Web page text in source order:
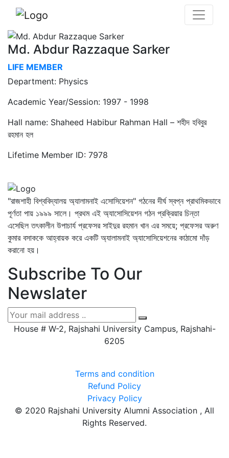
Md. Abdur Razzaque Sarker
LIFE MEMBER
Department: Physics
Academic Year/Session: 1997 - 1998
Hall name: Shaheed Habibur Rahman Hall – শহীদ হবিবুর
রহমান হল
Lifetime Member ID: 7978
"রাজশাহী বিশ্ববিদ্যালয় অ্যালামনাই এসোসিয়েশন" গঠনের দীর্ঘ স্বপ্ন প্রাথমিকভাবে
পূর্ণতা পায় ১৯৯৯ সালে। প্রথম এই অ্যাসোসিয়েশন গঠন প্রক্রিয়ার চিন্তা
এসেছিল তৎকালীন উপাচার্য প্রফেসর সাইদুর রহমান খান এর সময়ে; প্রফেসর অরুণ
কুমার বসাককে আহ্বায়ক করে একটি অ্যালামনাই অ্যাসোসিয়েশনের কাঠামো দাঁড়
করানো হয়।
Subscribe To Our
Newslater
House # W-2, Rajshahi University Campus, Rajshahi-
6205
Terms and condition
Refund Policy
Privacy Policy
© 2020 Rajshahi University Alumni Association , All
Rights Reserved.